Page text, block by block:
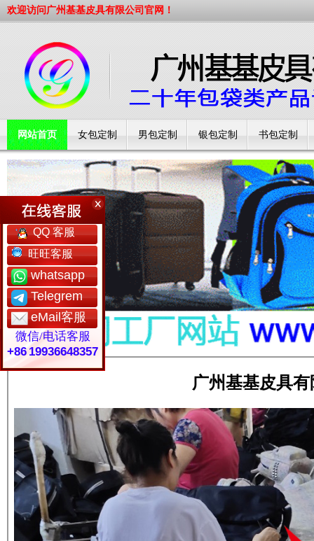
欢迎访问广州基基皮具有限公司官网！
网站首页 女包定制 男包定制 银包定制 书包定制
工厂简介
QQ 客服
旺旺客服
whatsapp
Telegrem
eMail客服
微信/电话客服
+86 19936648357